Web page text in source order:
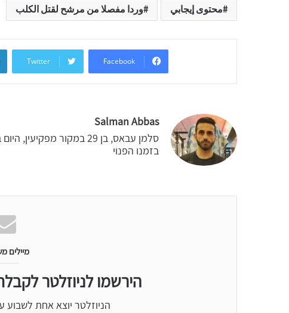
محتوى إيجابي وردا مفصلا من مرشح لقتل الكلب
Facebook
Twitter
Salman Abbas
סלמן עבאס, בן 29 במקור
בזמנו הפנוי
מיילים
הירשמו לניוזלטר
הניוזלטר יוצא אחת